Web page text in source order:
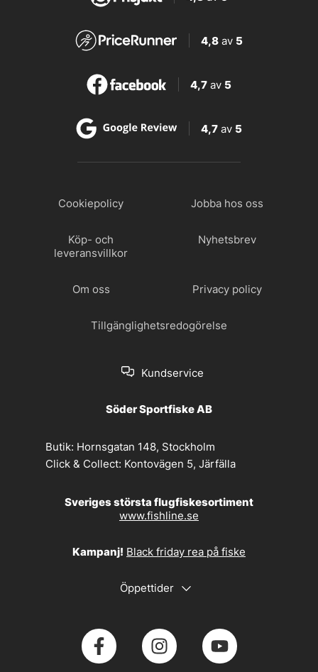
4,8 av 5
4,7 av 5
4,7 av 5
Cookiepolicy Jobba hos oss
Köp- och
leveransvillkor
Nyhetsbrev
Om oss Privacy policy
Tillgänglighetsredogörelse
Kundservice
Söder Sportfiske AB
Butik: Hornsgatan 148, Stockholm
Click & Collect: Kontovägen 5, Järfälla
Sveriges största flugfiskesortiment
www.fishline.se
Kampanj! Black friday rea på fiske
Öppettider